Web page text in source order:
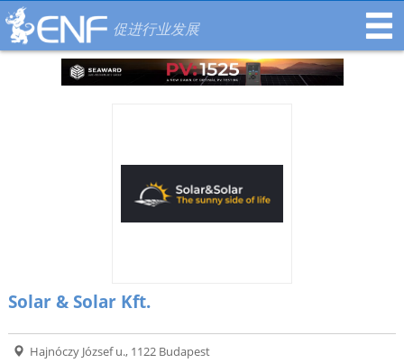
促进行业发展
Solar & Solar Kft.
Hajnóczy József u., 1122 Budapest